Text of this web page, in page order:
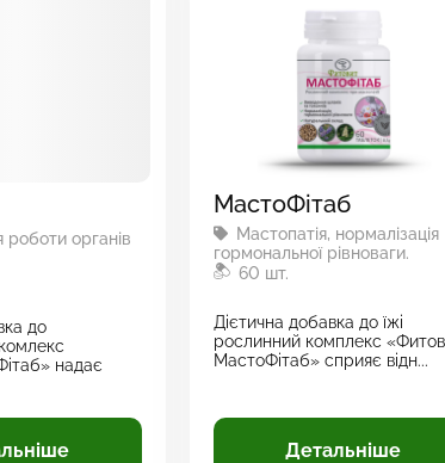
роботи органів
до
надає
МастоФітаб
Мастопатія, нормалізація
гормональної рівноваги.
60 шт.
Дієтична добавка до їжі
рослинний комплекс
МастоФітаб» сприяє відн...
Детальніше